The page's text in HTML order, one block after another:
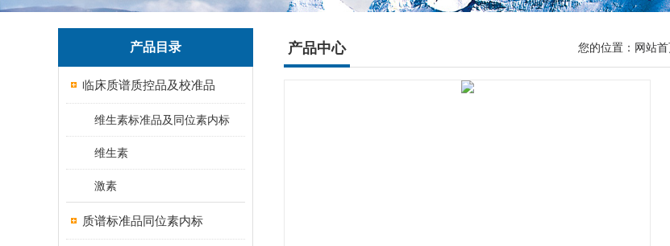
产品目录
临床质谱质控品及校准品
维生素标准品及同位素内标
维生素
激素
质谱标准品同位素内标
产品中心 您的位置： 网站